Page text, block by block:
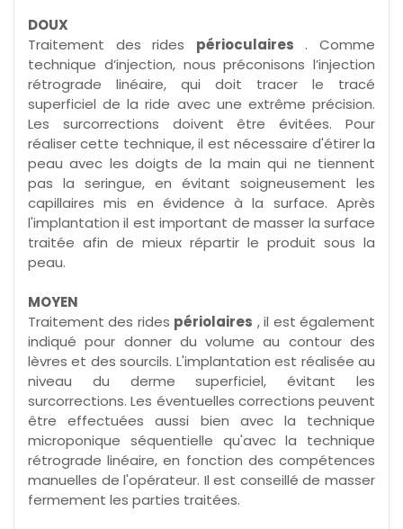
DOUX
Traitement des rides périoculaires . Comme
technique d’injection, nous préconisons l’injection
rétrograde linéaire, qui doit tracer le tracé
superficiel de la ride avec une extrême précision.
Les surcorrections doivent être évitées. Pour
réaliser cette technique, il est nécessaire d'étirer la
peau avec les doigts de la main qui ne tiennent
pas la seringue, en évitant soigneusement les
capillaires mis en évidence à la surface. Après
l'implantation il est important de masser la surface
traitée afin de mieux répartir le produit sous la
peau.
MOYEN
Traitement des rides périolaires , il est également
indiqué pour donner du volume au contour des
lèvres et des sourcils. L'implantation est réalisée au
niveau du derme superficiel, évitant les
surcorrections. Les éventuelles corrections peuvent
être effectuées aussi bien avec la technique
microponique séquentielle qu'avec la technique
rétrograde linéaire, en fonction des compétences
manuelles de l'opérateur. Il est conseillé de masser
fermement les parties traitées.